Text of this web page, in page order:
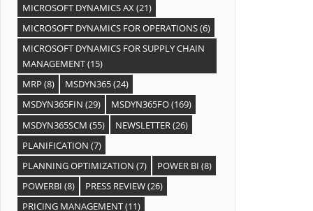
MICROSOFT DYNAMICS AX(21)
MICROSOFT DYNAMICS FOR OPERATIONS(6)
MICROSOFT DYNAMICS FOR SUPPLY CHAIN
MANAGEMENT(15)
MRP (8) MSDYN365(24)
MSDYN365FIN (29) MSDYN365FO(169)
MSDYN365SCM (55) NEWSLETTER(26)
PLANIFICATION (7)
PLANNING OPTIMIZATION (7) POWER BI (8)
POWERBI (8) PRESS REVIEW(26)
PRICING MANAGEMENT(11)